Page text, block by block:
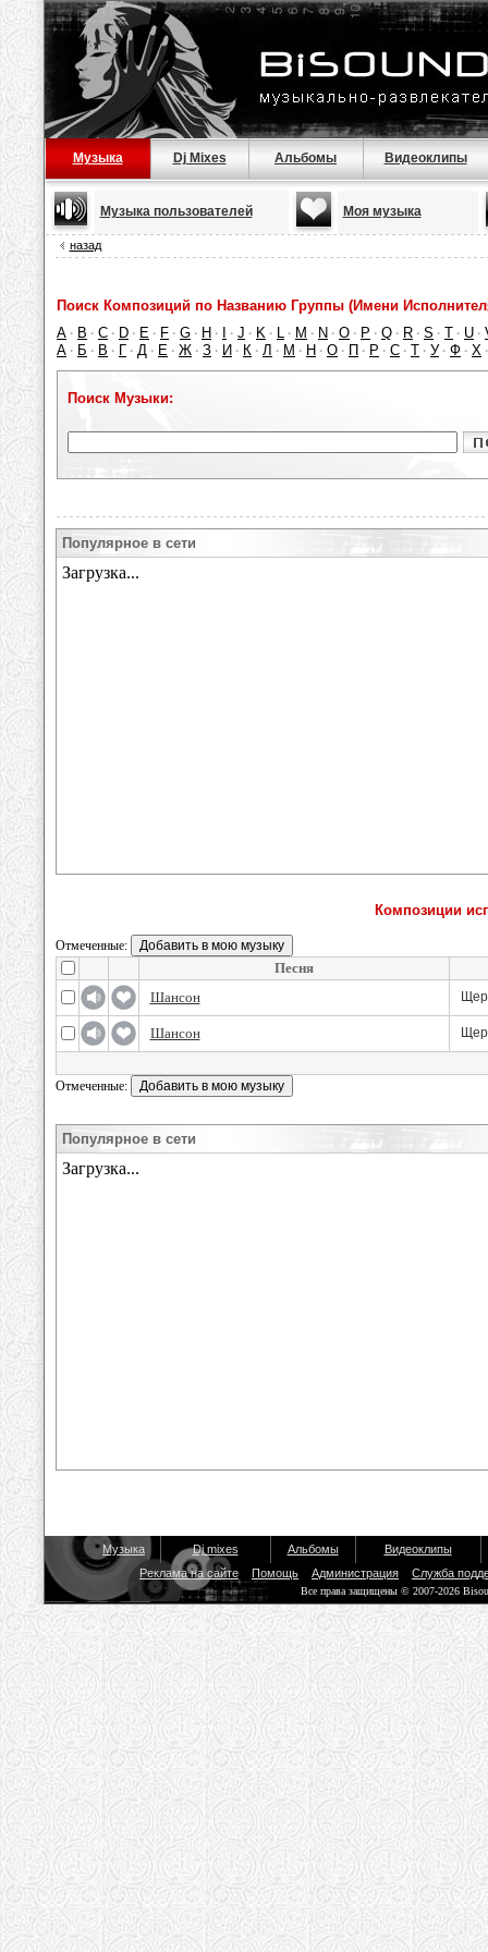
Музыка Dj Mixes Альбомы Видеоклипы
Музыка пользователей Моя музыка
назад
Поиск Композиций по Названию Группы (Имени
A · B · C · D · E · F · G · H · · J · K · L · M · N · O · P · Q · R · S · T · U ·
А · Б · В · Г · Д · Е · Ж · З · И · К · Л · М · Н · О · П · Р · С · Т · У · Ф · Х
Поиск Музыки:
Популярное в сети
Композиции
Отмеченные:
Песня
Шансон
Шансон
Отмеченные:
Популярное в сети
Музыка Dj mixes Альбомы
Видеоклипы
Реклама на сайте
Помощь Администрация Служба
Все права защищены © 2007-2026